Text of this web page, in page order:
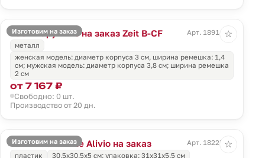
Изготовим на заказ
Часы наручные на заказ Zeit B-CF
Арт. 18914.01
металл
женская модель: диаметр корпуса 3 см, ширина ремешка: 1,4
см; мужская модель: диаметр корпуса 3,8 см; ширина ремешка
2 см
от 7 167 ₽
Свободно: 0 шт.
Производство от 20 дн.
☆
Изготовим на заказ
Часы настенные Alivio на заказ
Арт. 18225.01
пластик
30,5x30,5x5 см; упаковка: 31х31х5,5 см
☆